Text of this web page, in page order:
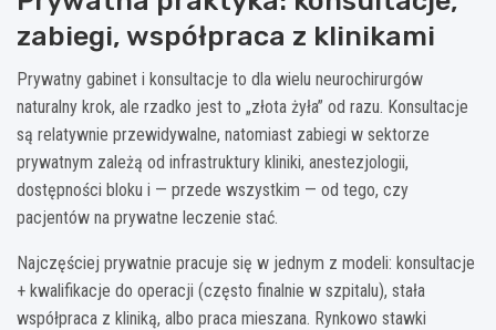
zabiegi, współpraca z klinikami
Prywatny gabinet i konsultacje to dla wielu neurochirurgów
naturalny krok, ale rzadko jest to „złota żyła” od razu. Konsultacje
są relatywnie przewidywalne, natomiast zabiegi w sektorze
prywatnym zależą od infrastruktury kliniki, anestezjologii,
dostępności bloku i — przede wszystkim — od tego, czy
pacjentów na prywatne leczenie stać.
Najczęściej prywatnie pracuje się w jednym z modeli: konsultacje
+ kwalifikacje do operacji (często finalnie w szpitalu), stała
współpraca z kliniką, albo praca mieszana. Rynkowo stawki